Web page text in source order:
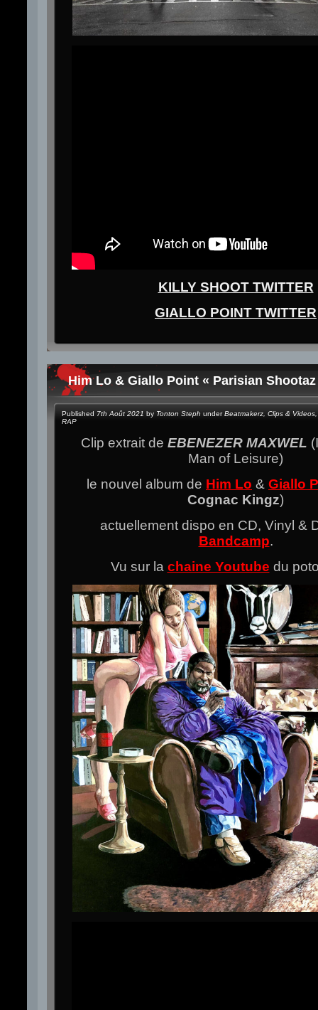
KILLY SHOOT TWITTER
GIALLO POINT TWITTER
Him Lo & Giallo Point « Parisian
Published 7th Août 2021 by Tonton Steph underBeatmakerz Clips & Videos
RAP
Clip extrait de EBENEZER MAXWEL​
Man of Leisure)
le nouvel album de Him Lo & Giallo
Cognac Kingz)
actuellement dispo en CD, Vinyl &
Bandcamp.
Vu sur la chaine Youtube du